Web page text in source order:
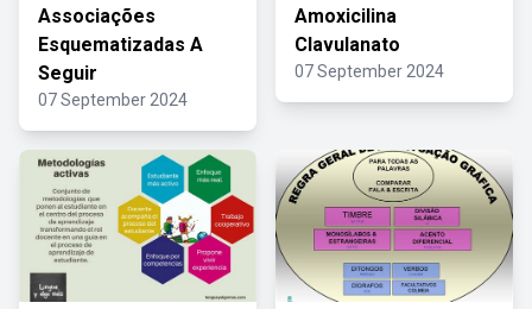
Associações
Esquematizadas A
Seguir
07 September 2024
Amoxicilina
Clavulanato
07 September 2024